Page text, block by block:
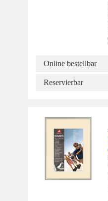
Online bestellbar
Reservierbar